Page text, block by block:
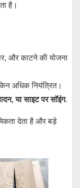
है।
और काटने की योजना
अधिक नियंत्रित।
या साइट पर सॉइंग.
देता है और बड़े